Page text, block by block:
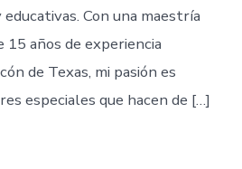
Con una maestría
15 años de experiencia
de Texas, mi pasión es
especiales que hacen de […]